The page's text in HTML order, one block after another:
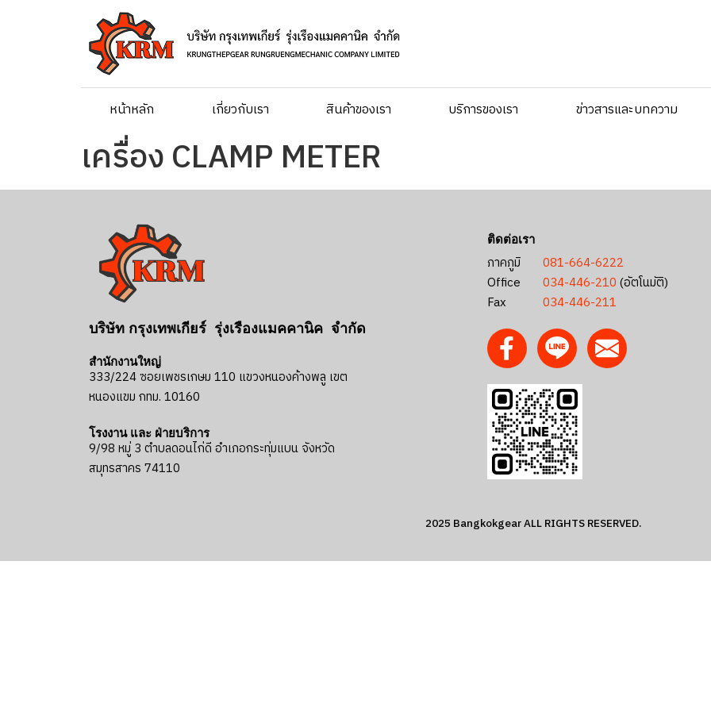
หน้าหลัก เกี่ยวกับเรา สินค้าของเรา บริการของเรา ข่าวสารและบทความ
เครื่อง CLAMP METER
บริษัท กรุงเทพเกียร์ รุ่งเรืองแมคคานิค จำกัด
สำนักงานใหญ่
333/224 ซอยเพชรเกษม 110 แขวงหนองค้างพลู เขต
หนองแขม กทม. 10160
โรงงาน และ ฝ่ายบริการ
9/98 หมู่ 3 ตำบลดอนไก่ดี อำเภอกระทุ่มแบน จังหวัด
สมุทรสาคร 74110
ติดต่อเรา
ภาคภูมิ
081-664-6222
Office
034-446-210 (อัตโนมัติ)
Fax
034-446-211
2025 Bangkokgear ALL RIGHTS RESERVED.